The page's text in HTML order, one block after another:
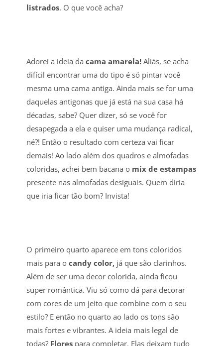
listrados. O que você acha?
Adorei a ideia da cama amarela! Aliás, se acha
difícil encontrar uma do tipo é só pintar você
mesma uma cama antiga. Ainda mais se for uma
daquelas antigonas que já está na sua casa há
décadas, sabe? Quer dizer, só se você for
desapegada a ela e quiser uma mudança radical,
né?! Então o resultado com certeza vai ficar
demais! Ao lado além dos quadros e almofadas
coloridas, achei bem bacana o mix de estampas
presente nas almofadas desiguais. Quem diria
que iria ficar tão bom? Invista!
O primeiro quarto aparece em tons coloridos
mais para o candy color,já que são clarinhos.
Além de ser uma decor colorida, ainda ficou
super romântica. Viu só como dá para decorar
com cores de um jeito que combine com o seu
estilo? E então no quarto ao lado os tons são
mais fortes e vibrantes. A ideia mais legal de
todas? Florespara completar. Elas deixam tudo